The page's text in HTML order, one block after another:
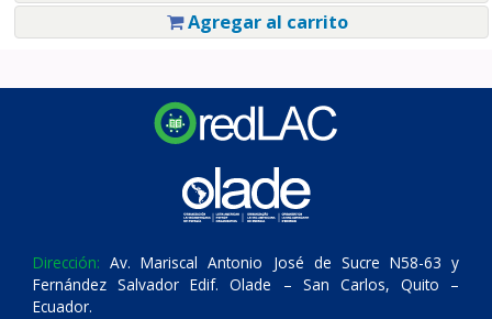
Agregar al carrito
Dirección: Av. Mariscal Antonio José de Sucre N58-63 y
Fernández Salvador Edif. Olade – San Carlos, Quito –
Ecuador.